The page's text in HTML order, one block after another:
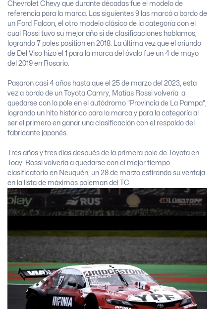
Chevrolet Chevy que durante décadas fue el modelo de
referencia para la marca. Las siguientes 9 las marcó a bordo de
un Ford Falcon, el otro modelo clásico de la categoría con el
cual Rossi tuvo su mejor año si de clasificaciones hablamos,
logrando 7 poles position en 2018. La última vez que el oriundo
de Del Viso hizo el 1 para la marca del óvalo fue un 4 de mayo
del 2019 en Rosario.
Pasaron casi 4 años hasta que el 25 de marzo del 2023, esta
vez a bordo de un Toyota Camry, Matías Rossi volvería a
quedarse con la pole en el autódromo “Provincia de La Pampa”,
logrando un hito histórico para la marca y para la categoría al
ser el primero en ganar una clasificación con el respaldo del
fabricante japonés.
Tres años y tres días después de la primera pole de Toyota en
Toay, Rossi volvería a quedarse con el mejor tiempo
clasificatorio en Neuquén, un 28 de marzo estirando su ventaja
en la lista de máximos poleman del TC.